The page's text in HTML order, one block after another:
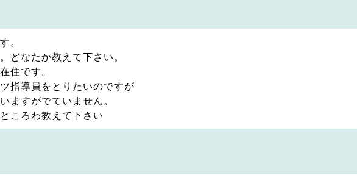
。
どなたか教えて下さい。
住です。
指導員をとりたいのですが
ますがでていません。
ころわ教えて下さい